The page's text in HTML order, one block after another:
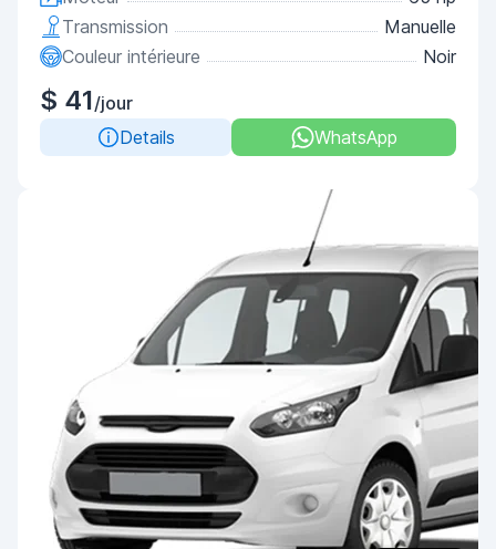
Transmission
Manuelle
Couleur intérieure
Noir
$ 41/jour
Details
WhatsApp